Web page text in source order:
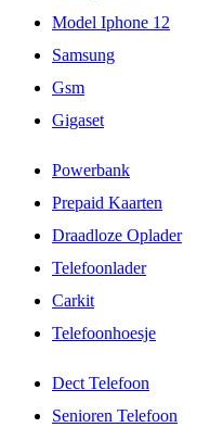
Model Iphone 12
Samsung
Gsm
Gigaset
Powerbank
Prepaid Kaarten
Draadloze Oplader
Telefoonlader
Carkit
Telefoonhoesje
Dect Telefoon
Senioren Telefoon